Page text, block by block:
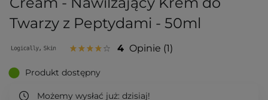
Twarzy z Peptydami - 50ml
4 Opinie 1
Produkt dostępny
Możemy wysłać już: dzisiaj!